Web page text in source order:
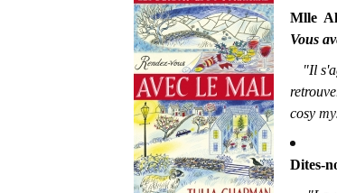
Mlle
Vous
"Il
cosy
Dites-